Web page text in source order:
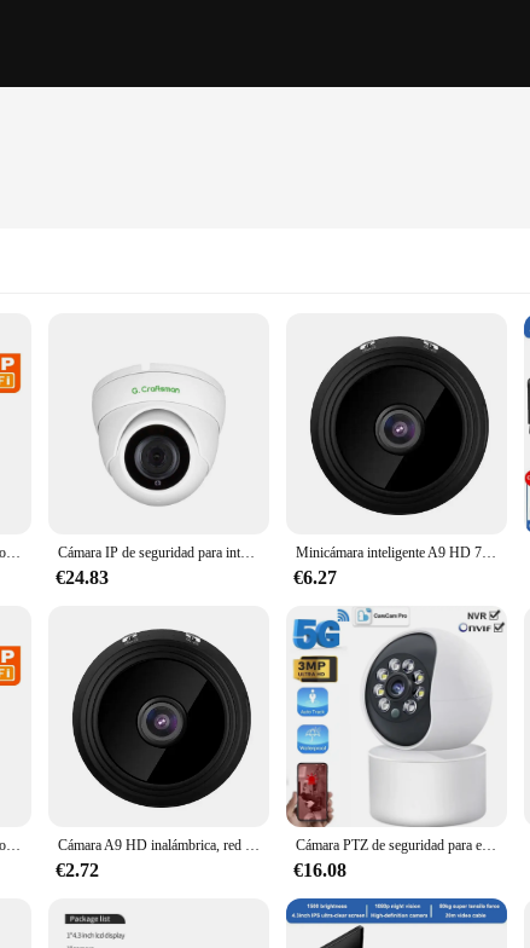
Cámara IP para exteriores, videocámara PTZ HD de 4K, 9 megapíxeles, WiFi, lente Dual, pantalla Dual, videovigilancia, compatible con detección de movimiento humano Cámara IP de seguridad para interiores, videocámara POE de 5MP y 2,8mm con ángulo de visión amplio, visión nocturna infrarroja, Onvif, impermeable, videovigilancia CCTV
€24.83
Minicámara inteligente A9 HD 720P, Monitor de seguridad para el hogar, IP, WiFi, aplicación remota móvil
€6.27
Cámara IP para exteriores, videocámara PTZ HD de 4K, 9 megapíxeles, WiFi, lente Dual, pantalla Dual, videovigilancia, compatible con detección de movimiento humano Cámara A9 HD inalámbrica, red WIFI, cámara doméstica, 1080p, deportes al aire libre, visión nocturna, cámara infrarroja
€2.72
Cámara PTZ de seguridad para el hogar, Monitor de bebé inalámbrico con Audio bidireccional, seguimiento automático, detección humana, Wifi, 3MP, Y610A, 360 °
€16.08